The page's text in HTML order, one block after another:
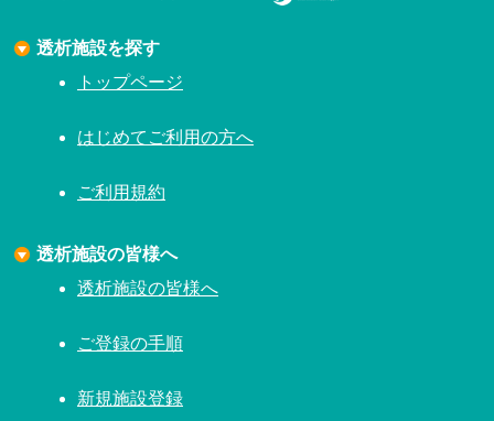
透析施設を探す
トップページ
はじめてご利用の方へ
ご利用規約
透析施設の皆様へ
透析施設の皆様へ
ご登録の手順
新規施設登録